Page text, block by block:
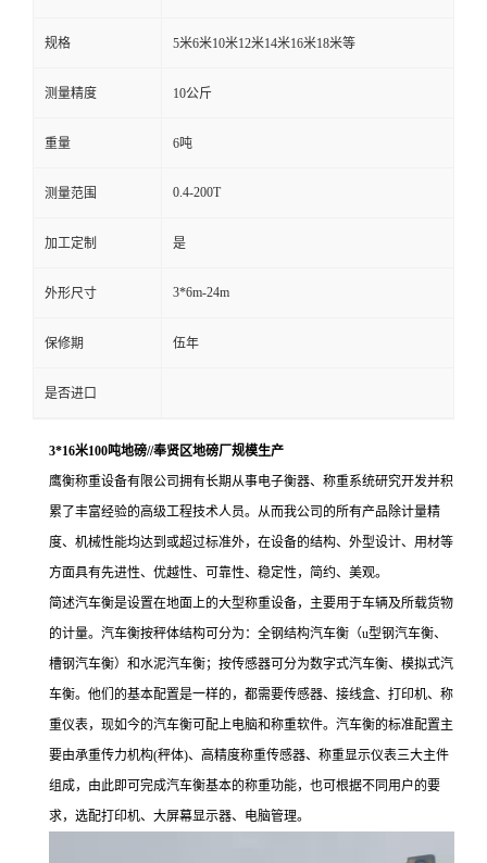
规格 5米6米10米12米14米16米18米等
测量精度 10公斤
重量 6吨
测量范围 0.4-200T
加工定制 是
外形尺寸 3*6m-24m
保修期 伍年
是否进口
3*16米100吨地磅//奉贤区地磅厂规模生产
鹰衡称重设备有限公司拥有长期从事电子衡器、称重系统研究开发并积
累了丰富经验的高级工程技术人员。从而我公司的所有产品除计量精
度、机械性能均达到或超过标准外，在设备的结构、外型设计、用材等
方面具有先进性、优越性、可靠性、稳定性，简约、美观。
简述汽车衡是设置在地面上的大型称重设备，主要用于车辆及所载货物
的计量。汽车衡按秤体结构可分为：全钢结构汽车衡（u型钢汽车衡、
槽钢汽车衡）和水泥汽车衡；按传感器可分为数字式汽车衡、模拟式汽
车衡。他们的基本配置是一样的，都需要传感器、接线盒、打印机、称
重仪表，现如今的汽车衡可配上电脑和称重软件。汽车衡的标准配置主
要由承重传力机构(秤体)、高精度称重传感器、称重显示仪表三大主件
组成，由此即可完成汽车衡基本的称重功能，也可根据不同用户的要
求，选配打印机、大屏幕显示器、电脑管理。